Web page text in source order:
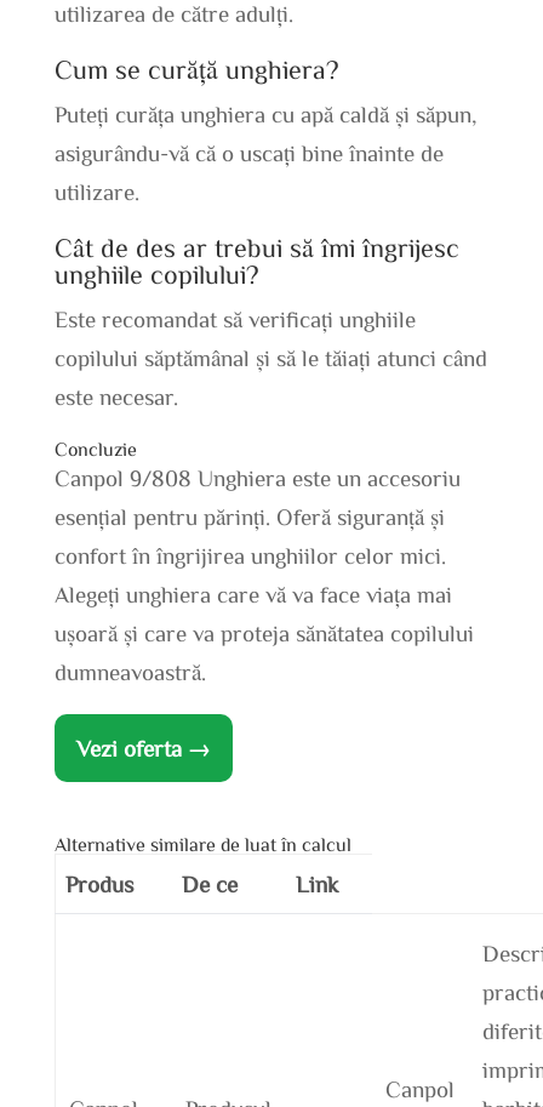
utilizarea de către adulți.
Cum se curăță unghiera?
Puteți curăța unghiera cu apă caldă și săpun,
asigurându-vă că o uscați bine înainte de
utilizare.
Cât de des ar trebui să îmi îngrijesc
unghiile copilului?
Este recomandat să verificați unghiile
copilului săptămânal și să le tăiați atunci când
este necesar.
Concluzie
Canpol 9/808 Unghiera este un accesoriu
esențial pentru părinți. Oferă siguranță și
confort în îngrijirea unghiilor celor mici.
Alegeți unghiera care vă va face viața mai
ușoară și care va proteja sănătatea copilului
dumneavoastră.
Vezi oferta →
Alternative similare de luat în calcul
Produs De ce Link
Canpol